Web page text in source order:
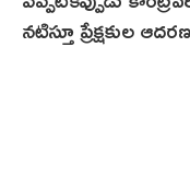
నటిస్తూ ప్రేక్షకుల